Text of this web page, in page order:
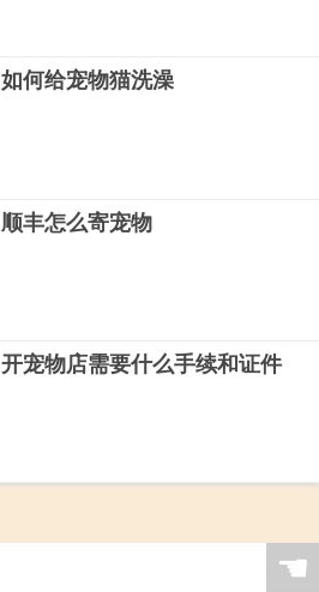
如何给宠物猫洗澡
顺丰怎么寄宠物
开宠物店需要什么手续和证件
☚